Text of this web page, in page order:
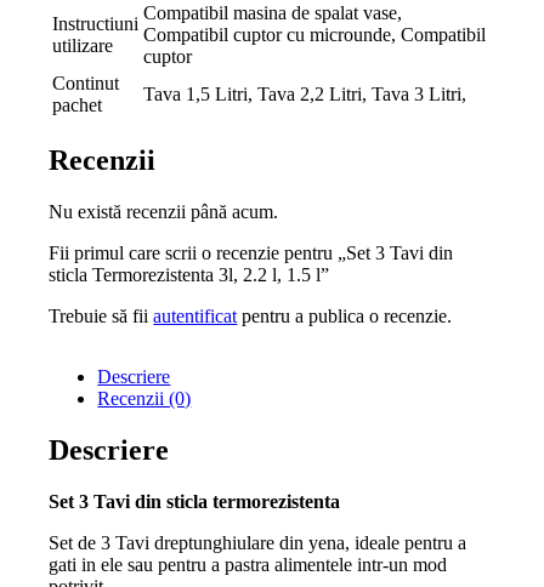
Instructiuni
utilizare
Compatibil masina de spalat vase,
Compatibil cuptor cu microunde, Compatibil
cuptor
Continut
pachet
Tava 1,5 Litri, Tava 2,2 Litri, Tava 3 Litri,
Recenzii
Nu există recenzii până acum.
Fii primul care scrii o recenzie pentru „Set 3 Tavi din
sticla Termorezistenta 3l, 2.2 l, 1.5 l”
Trebuie să fiiautentificat pentru a publica o recenzie.
Descriere
Recenzii (0)
Descriere
Set 3 Tavi din sticla termorezistenta
Set de 3 Tavi dreptunghiulare din yena, ideale pentru a
gati in ele sau pentru a pastra alimentele intr-un mod